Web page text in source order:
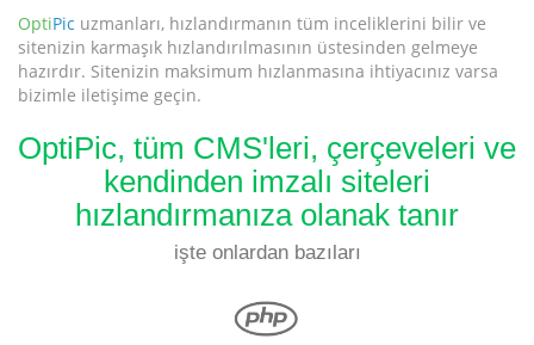
OptiPic uzmanları, hızlandırmanın tüm inceliklerini bilir ve
sitenizin karmaşık hızlandırılmasının üstesinden gelmeye
hazırdır. Sitenizin maksimum hızlanmasına ihtiyacınız varsa
bizimle iletişime geçin.
OptiPic, tüm CMS'leri, çerçeveleri ve
kendinden imzalı siteleri
hızlandırmanıza olanak tanır
işte onlardan bazıları